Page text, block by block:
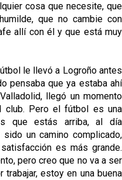
cosa que necesite, que
que no cambie con
allí con él y que está muy
le llevó a Logroño antes
pensaba que ya estaba ahí
llegó un momento
club. Pero el fútbol es una
que estás arriba, al día
un camino complicado,
es más grande.
pero creo que no va a ser
trabajar, estoy en una buena